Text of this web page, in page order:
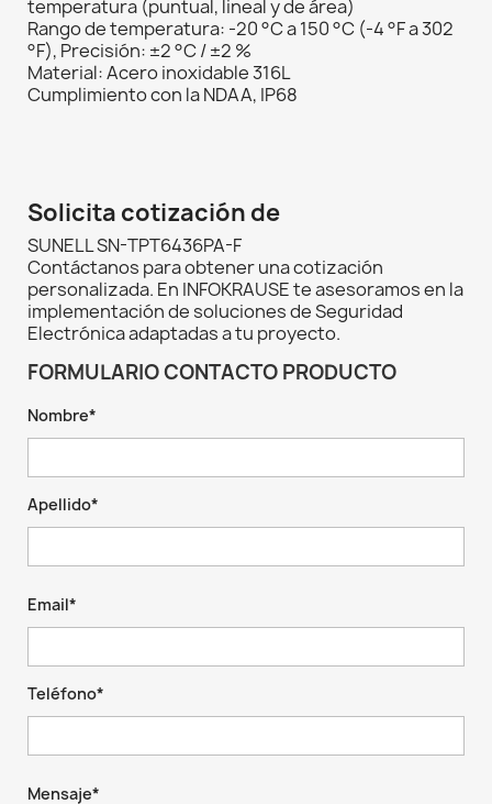
temperatura (puntual, lineal y de área)
Rango de temperatura: -20 °C a 150 °C (-4 °F a 302
°F), Precisión: ±2 °C / ±2 %
Material: Acero inoxidable 316L
Cumplimiento con la NDAA, IP68
Solicita cotización de
SUNELL SN-TPT6436PA-F
Contáctanos para obtener una cotización
personalizada. En INFOKRAUSE te asesoramos en la
implementación de soluciones de Seguridad
Electrónica adaptadas a tu proyecto.
FORMULARIO CONTACTO PRODUCTO
Nombre*
Apellido*
Email*
Teléfono*
Mensaje*